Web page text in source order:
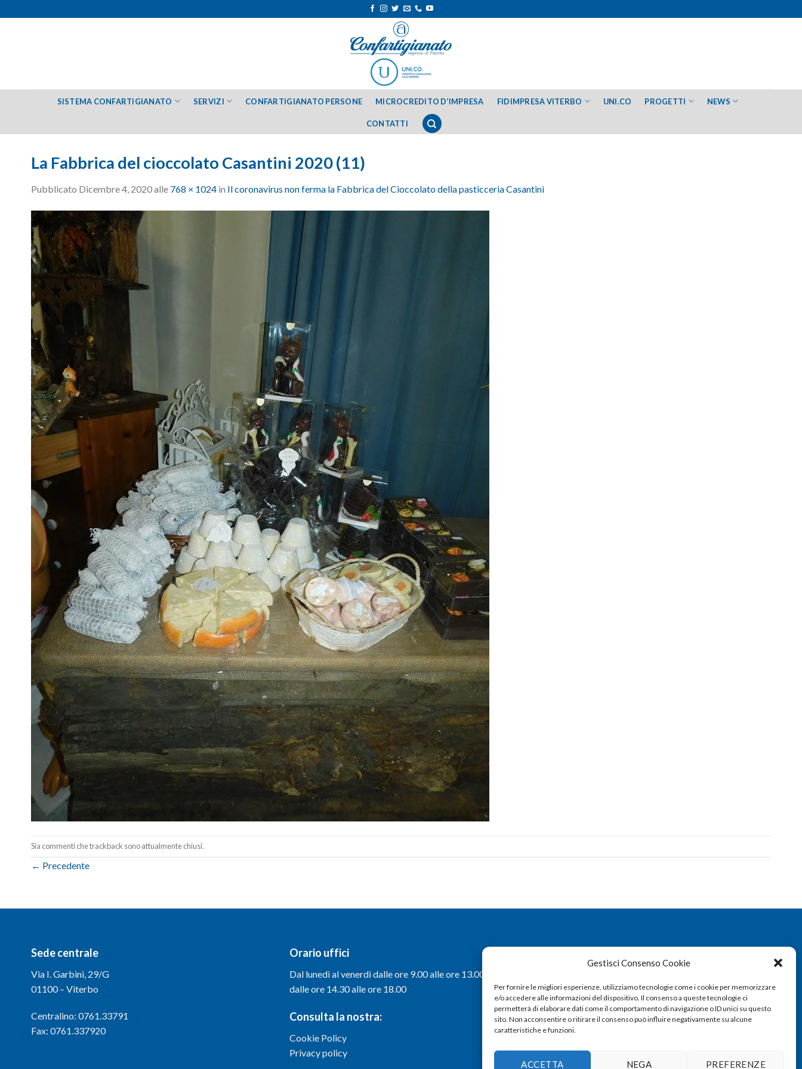
Gestisci Consenso Cookie
Per fornire le migliori esperienze, utilizziamo tecnologie come i cookie per memorizzare
e/o accedere alle informazioni del dispositivo. Il consenso a queste tecnologie ci
permetterà di elaborare dati come il comportamento di navigazione o ID unici su questo
sito. Non acconsentire o ritirare il consenso può influire negativamente su alcune
caratteristiche e funzioni.
ACCETTA NEGA PREFERENZE
ai
SISTEMA CONFARTIGIANATO SERVIZI CONFARTIGIANATO PERSONE MICROCREDITO D’IMPRESA FIDIMPRESA VITERBO UNI.CO PROGETTI NEWS
CONTATTI
La Fabbrica del cioccolato Casantini 2020 (11)
Pubblicato Dicembre 4, 2020alle 768 × 1024 in Il coronavirus non ferma la Fabbrica del Cioccolato della pasticceria Casantini
Sia commenti che trackback sono attualmente chiusi.
← Precedente
Sede centrale
Via I. Garbini, 29/G
01100 – Viterbo
Centralino: 0761.33791
Fax: 0761.337920
Orario uffici
Dal lunedì al venerdì dalle ore 9.00 alle ore 13.00 e
dalle ore 14.30 alle ore 18.00
Consulta la nostra:
Cookie Policy
Privacy policy